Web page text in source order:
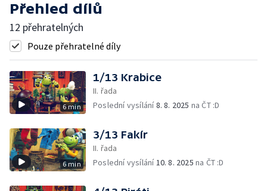
Přehled dílů
12 přehratelných
Pouze přehratelné díly
6 min
1/13 Krabice
II. řada
Poslední vysílání8. 8. 2025 na ČT :D
6 min
3/13 Fakír
II. řada
Poslední vysílání10. 8. 2025 na ČT :D